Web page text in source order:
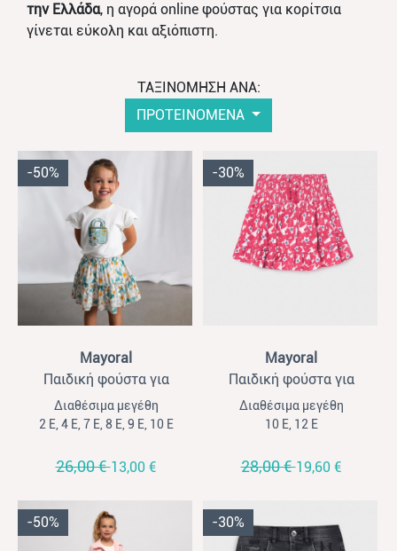
την Ελλάδα, η αγορά online φούστας για κορίτσια
γίνεται εύκολη και αξιόπιστη.
ΤΑΞΙΝΟΜΗΣΗ ΑΝΑ:
ΠΡΟΤΕΙΝΟΜΕΝΑ
-50%
Mayoral
Παιδική φούστα για
κορίτσια Mayoral μέντα-
φλοράλ
Διαθέσιμα μεγέθη
2 Ε, 4 Ε, 7 Ε, 8 Ε, 9 Ε, 10 Ε
26,00 €13,00 €
-30%
Mayoral
Παιδική φούστα για
κορίτσια Mayoral
σταμπωτή φούξια
Διαθέσιμα μεγέθη
10 Ε, 12 Ε
28,00 €19,60 €
-50% -30%